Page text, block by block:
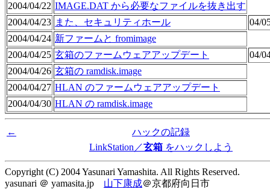
2004/04/22 IMAGE.DAT から必要なファイルを抜き出す
2004/04/23 また、セキュリティホール
04/
2004/04/24 新ファームと fromimage
2004/04/25 玄箱のファームウェアアップデート
04/
2004/04/26 玄箱の ramdisk.image
2004/04/27 HLAN のファームウェアアップデート
2004/04/30 HLAN の ramdisk.image
←
ハックの記録
LinkStation／玄箱 をハックしよう
Copyright (C) 2004 Yasunari Yamashita. All Rights Reserved.
yasunari ＠ yamasita.jp 山下康成＠京都府向日市